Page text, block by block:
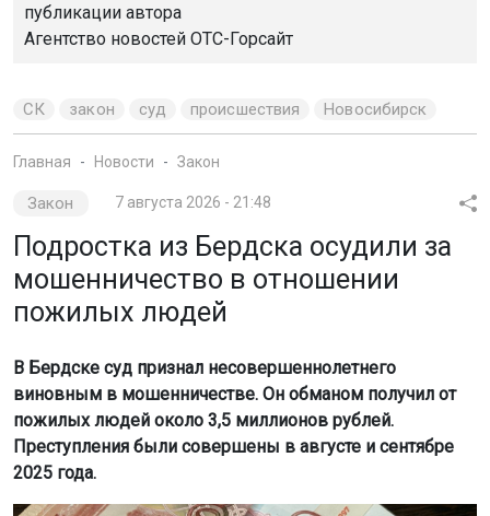
публикации автора
Агентство новостей ОТС-Горсайт
СК закон суд происшествия Новосибирск
Главная Новости Закон
Закон 7 августа 2026 - 21:48
Подростка из Бердска осудили за
мошенничество в отношении
пожилых людей
В Бердске суд признал несовершеннолетнего
виновным в мошенничестве. Он обманом получил от
пожилых людей около 3,5 миллионов рублей.
Преступления были совершены в августе и сентябре
2025 года.